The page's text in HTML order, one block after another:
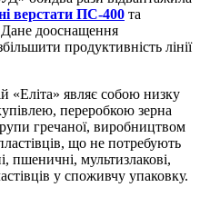
верстати ПС-400 та
дооснащення
продуктивність лінії
«Еліта» являє собою низку
переробкою зерна
гречаної, виробництвом
що не потребують
пшеничні, мультизлакові,
у споживчу упаковку.